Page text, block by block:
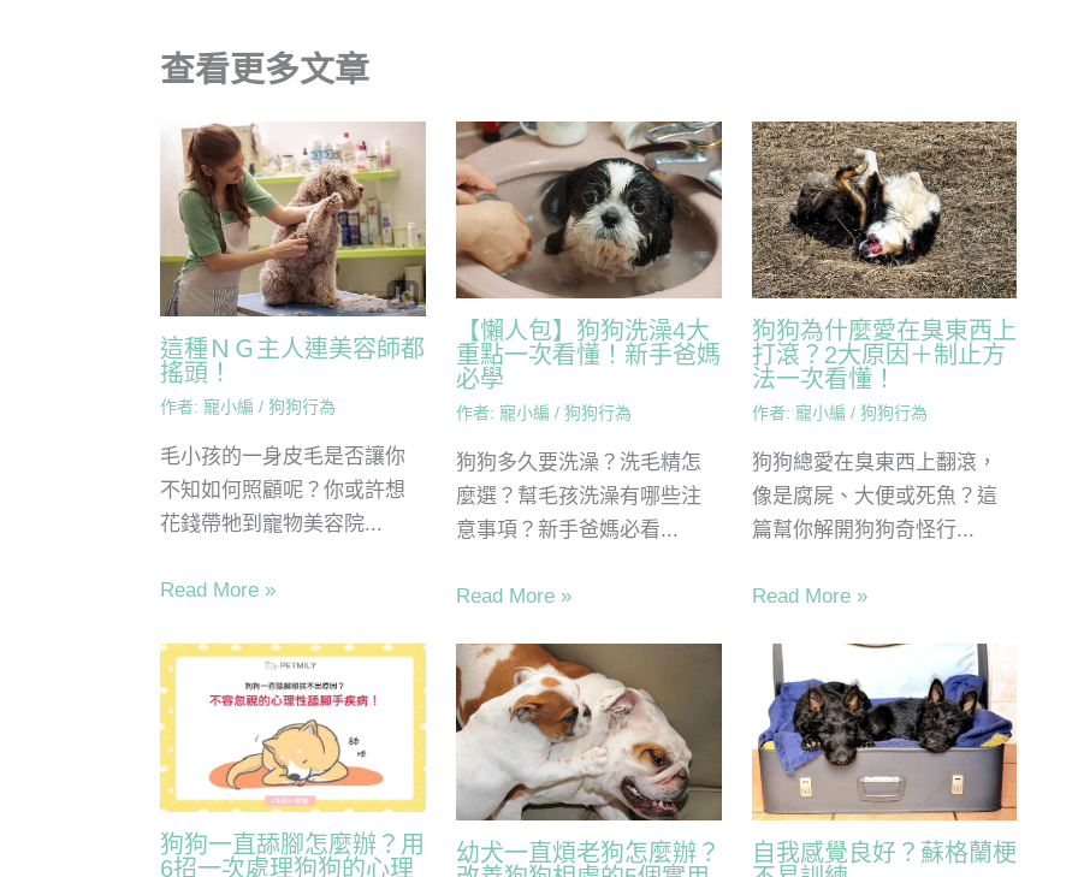
查看更多文章
這種ＮＧ主人連美容師都
搖頭！
作者:寵小編/狗狗行為
毛小孩的一身皮毛是否讓你
不知如何照顧呢？你或許想
花錢帶牠到寵物美容院...
Read More »
【懶人包】狗狗洗澡4大
重點一次看懂！新手爸媽
必學
作者:寵小編/狗狗行為
狗狗多久要洗澡？洗毛精怎
麼選？幫毛孩洗澡有哪些注
意事項？新手爸媽必看...
Read More »
狗狗為什麼愛在臭東西上
打滾？2大原因＋制止方
法一次看懂！
作者: 寵小編 / 狗狗行為
狗狗總愛在臭東西上翻滾，
像是腐屍、大便或死魚？這
篇幫你解開狗狗奇怪行...
Read More »
狗狗一直舔腳怎麼辦？用
6招一次處理狗狗的心理
幼犬一直煩老狗怎麼辦？
自我感覺良好？蘇格蘭梗